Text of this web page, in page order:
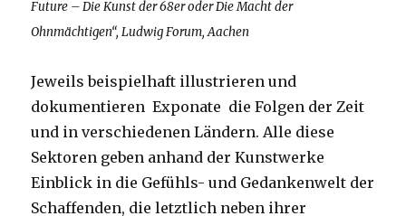
Future – Die Kunst der 68er oder Die Macht der
Ohnmächtigen“, Ludwig Forum, Aachen
Jeweils beispielhaft illustrieren und
dokumentieren Exponate die Folgen der Zeit
und in verschiedenen Ländern. Alle diese
Sektoren geben anhand der Kunstwerke
Einblick in die Gefühls- und Gedankenwelt der
Schaffenden, die letztlich neben ihrer